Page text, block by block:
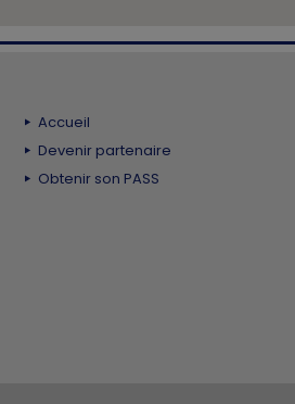
Accueil
Devenir partenaire
Obtenir son PASS